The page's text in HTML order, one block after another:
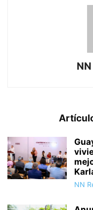
NN